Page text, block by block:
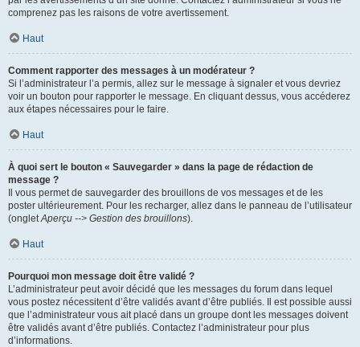
comprenez pas les raisons de votre avertissement.
Haut
Comment rapporter des messages à un modérateur ?
Si l’administrateur l’a permis, allez sur le message à signaler et vous devriez
voir un bouton pour rapporter le message. En cliquant dessus, vous accéderez
aux étapes nécessaires pour le faire.
Haut
À quoi sert le bouton « Sauvegarder » dans la page de rédaction de
message ?
Il vous permet de sauvegarder des brouillons de vos messages et de les
poster ultérieurement. Pour les recharger, allez dans le panneau de l’utilisateur
(ongletAperçu --> Gestion des brouillons).
Haut
Pourquoi mon message doit être validé ?
L’administrateur peut avoir décidé que les messages du forum dans lequel
vous postez nécessitent d’être validés avant d’être publiés. Il est possible aussi
que l’administrateur vous ait placé dans un groupe dont les messages doivent
être validés avant d’être publiés. Contactez l’administrateur pour plus
d’informations.